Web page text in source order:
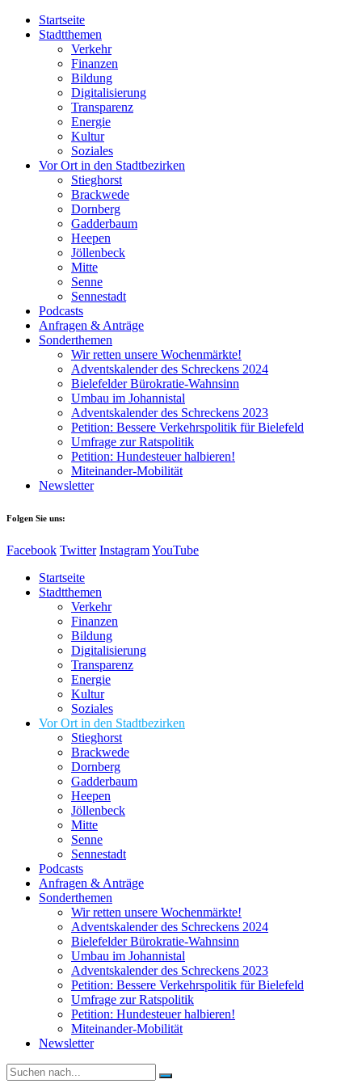
Startseite
Stadtthemen
Verkehr
Finanzen
Bildung
Digitalisierung
Transparenz
Energie
Kultur
Soziales
Vor Ort in den Stadtbezirken
Stieghorst
Brackwede
Dornberg
Gadderbaum
Heepen
Jöllenbeck
Mitte
Senne
Sennestadt
Podcasts
Anfragen & Anträge
Sonderthemen
Wir retten unsere Wochenmärkte!
Adventskalender des Schreckens 2024
Bielefelder Bürokratie-Wahnsinn
Umbau im Johannistal
Adventskalender des Schreckens 2023
Petition: Bessere Verkehrspolitik für Bielefeld​​
Umfrage zur Ratspolitik
Petition: Hundesteuer halbieren!
Miteinander-Mobilität
Newsletter
Folgen Sie uns:
Facebook Twitter InstagramYouTube
Startseite
Stadtthemen
Verkehr
Finanzen
Bildung
Digitalisierung
Transparenz
Energie
Kultur
Soziales
Vor Ort in den Stadtbezirken
Stieghorst
Brackwede
Dornberg
Gadderbaum
Heepen
Jöllenbeck
Mitte
Senne
Sennestadt
Podcasts
Anfragen & Anträge
Sonderthemen
Wir retten unsere Wochenmärkte!
Adventskalender des Schreckens 2024
Bielefelder Bürokratie-Wahnsinn
Umbau im Johannistal
Adventskalender des Schreckens 2023
Petition: Bessere Verkehrspolitik für Bielefeld​​
Umfrage zur Ratspolitik
Petition: Hundesteuer halbieren!
Miteinander-Mobilität
Newsletter
Suche
nach: